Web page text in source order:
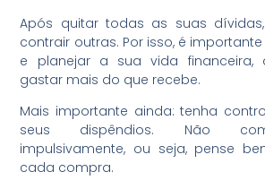
Após quitar todas as suas
contrair outras. Por isso, é
e planejar a sua vida
gastar mais do que recebe.
Mais importante ainda: tenha
seus dispêndios. Não
impulsivamente, ou seja, pense
cada compra.